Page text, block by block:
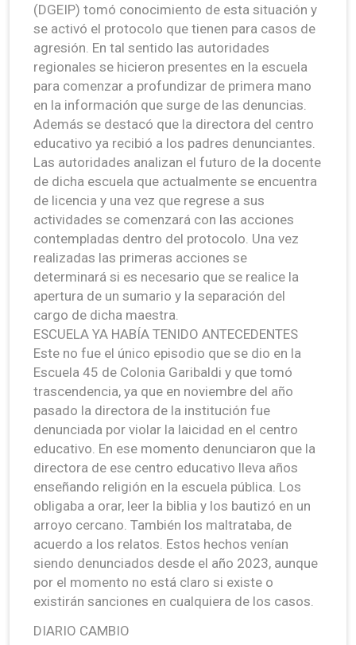
(DGEIP) tomó conocimiento de esta situación y
se activó el protocolo que tienen para casos de
agresión. En tal sentido las autoridades
regionales se hicieron presentes en la escuela
para comenzar a profundizar de primera mano
en la información que surge de las denuncias.
Además se destacó que la directora del centro
educativo ya recibió a los padres denunciantes.
Las autoridades analizan el futuro de la docente
de dicha escuela que actualmente se encuentra
de licencia y una vez que regrese a sus
actividades se comenzará con las acciones
contempladas dentro del protocolo. Una vez
realizadas las primeras acciones se
determinará si es necesario que se realice la
apertura de un sumario y la separación del
cargo de dicha maestra.
ESCUELA YA HABÍA TENIDO ANTECEDENTES
Este no fue el único episodio que se dio en la
Escuela 45 de Colonia Garibaldi y que tomó
trascendencia, ya que en noviembre del año
pasado la directora de la institución fue
denunciada por violar la laicidad en el centro
educativo. En ese momento denunciaron que la
directora de ese centro educativo lleva años
enseñando religión en la escuela pública. Los
obligaba a orar, leer la biblia y los bautizó en un
arroyo cercano. También los maltrataba, de
acuerdo a los relatos. Estos hechos venían
siendo denunciados desde el año 2023, aunque
por el momento no está claro si existe o
existirán sanciones en cualquiera de los casos.
DIARIO CAMBIO